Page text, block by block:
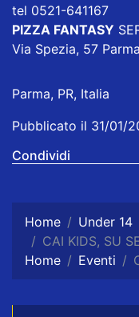
tel 0521-641167
PIZZA FANTASY
Via Spezia, 57
Parma, PR, Italia
Pubblicato il 31/01/
Condividi
Home
Under 14
CAI KIDS, SU
Home
Eventi